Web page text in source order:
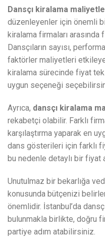
Dansçı kiralama
düzenleyenler için önemli
kiralama firmaları arasında
Dansçıların sayısı,
faktörler maliyetleri
kiralama sürecinde fiyat
uygun seçeneği
Ayrıca, dansçı kiralama
rekabetçi olabilir. Farklı
karşılaştırma yaparak en
dans gösterileri için farklı
bu nedenle detaylı bir fiyat
Unutulmaz bir bekarlığa
konusunda bütçenizi
önemlidir. İstanbul’da
bulunmakla birlikte, doğru
partiye adım atabilirsiniz.